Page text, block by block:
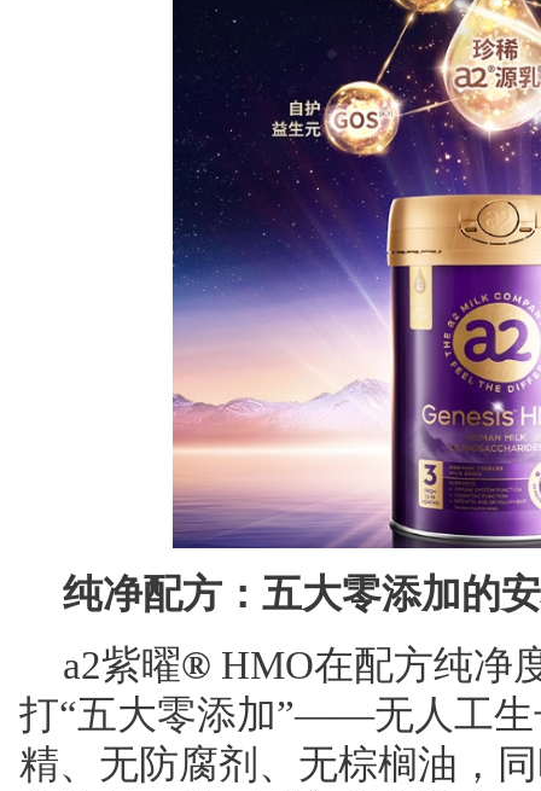
纯净配方：五大零添加的
a2紫曜® HMO在配方纯净
打“五大零添加”——无人工生
精、无防腐剂、无棕榈油，